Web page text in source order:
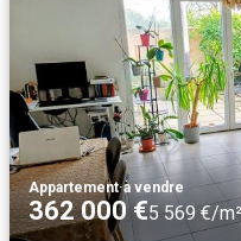
Appartement·à vendre
362 000 €5 569 €/m²